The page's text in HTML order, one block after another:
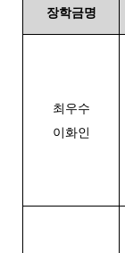
장학금명
최우수
이화인